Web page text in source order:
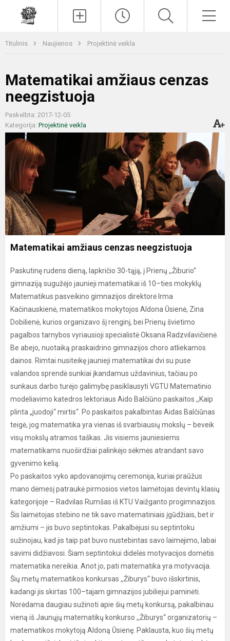
Titulinis Naujienos Projektinė veikla
Matematikai amžiaus cenzas
neegzistuoja
Paskelbta: 2017-12-05
Kategorija: Projektinė veikla
Matematikai amžiaus cenzas neegzistuoja
Paskutinę rudens dieną, lapkričio 30-tąją, į Prienų ,,Žiburio“
gimnaziją sugužėjo jaunieji matematikai iš 10–ties mokyklų.
Matematikus pasveikino gimnazijos direktorė Irma
Kačinauskienė, matematikos mokytojos Aldona Ūsienė, Zina
Dobilienė, kurios organizavo šį renginį, bei Prienų švietimo
pagalbos tarnybos vyriausioji specialistė Oksana Radzvilavičienė.
Be abejo, nuotaiką praskaidrino gimnazijos choro atliekamos
dainos. Rimtai nusiteikę jaunieji matematikai dvi su puse
valandos sprendė sunkiai įkandamus uždavinius, tačiau po
sunkaus darbo turėjo galimybę pasiklausyti VGTU Matematinio
modeliavimo katedros lektoriaus Aido Balčiūno paskaitos ,,Kaip
plinta „juodoji“ mirtis“. Po paskaitos pakalbintas Aidas Balčiūnas
teigė, jog matematika yra vienas iš svarbiausių mokslų – beveik
visų mokslų atramos taškas. Jis visiems jauniesiems
matematikams nuoširdžiai palinkėjo sėkmės atrandant savo
gyvenimo kelią.
Po paskaitos vyko apdovanojimų ceremonija, kuriai praūžus
mano dėmesį patraukė pirmosios vietos laimėtojas devintų klasių
kategorijoje – Radvilas Rumšas iš KTU Vaižganto progimnazijos.
Šis laimėtojas stebino ne tik savo matematiniais įgūdžiais, bet ir
amžiumi – jis buvo septintokas. Pakalbėjusi su septintoku
sužinojau, kad jis taip pat buvo nustebintas savo laimėjimo, labai
savimi didžiavosi. Šiam septintokui didelės motyvacijos domėtis
matematika nereikia. Anot jo, pati matematika yra motyvacija.
Šių metų matematikos konkursas ,,Žiburys“ buvo išskirtinis,
kadangi jis skirtas 100–tajam gimnazijos jubiliejui paminėti.
Norėdama daugiau sužinoti apie šių metų konkursą, pakalbinau
vieną iš Jaunųjų matematikų konkurso ,,Žiburys“ organizatorių –
matematikos mokytoją Aldoną Ūsienę. Paklausta, kuo šių metų